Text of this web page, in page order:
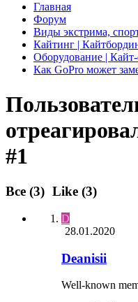
Главная
Форум
Виды экстрима,
Кайтинг |
Оборудование |
Как GoPro может
#1
Все (3) Like (3)
D
28.01.2020
Deanisii
Well-known